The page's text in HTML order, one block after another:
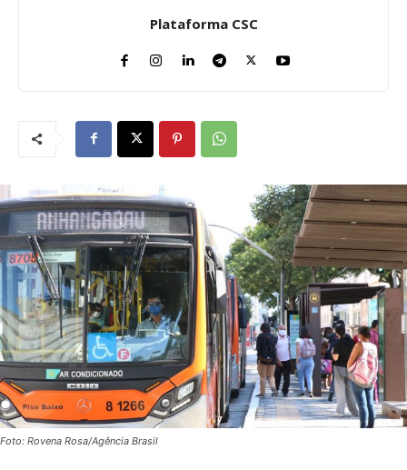
Plataforma CSC
Foto: Rovena Rosa/Agência Brasil